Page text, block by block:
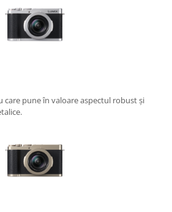
care pune în valoare aspectul robust și